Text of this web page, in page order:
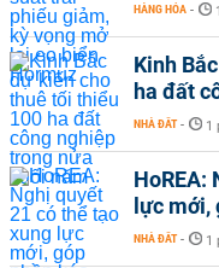
HÀNG HÓA -
Kinh
ha đất
NHÀ ĐẤT - 1
HoREA:
lực
NHÀ ĐẤT - 1